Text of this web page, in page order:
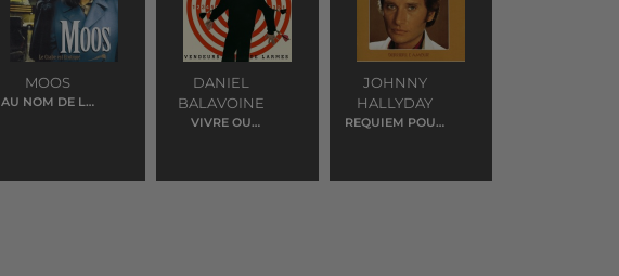
MOOS
AU NOM DE LA
DANIEL
BALAVOINE
VIVRE OU
JOHNNY
HALLYDAY
REQUIEM POUR